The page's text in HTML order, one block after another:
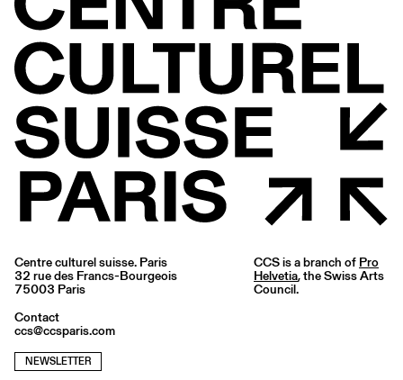
Centre culturel suisse. Paris
32 rue des Francs-Bourgeois
75003 Paris
Contact
ccs@ccsparis.com
NEWSLETTER
CCS is a branch of Pro
Helvetia, the Swiss Arts
Council.